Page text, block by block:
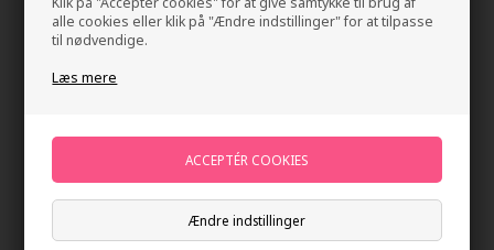
alle cookies eller klik på "Ændre indstillinger" for at tilpasse
til nødvendige.
Læs mere
Ændre indstillinger